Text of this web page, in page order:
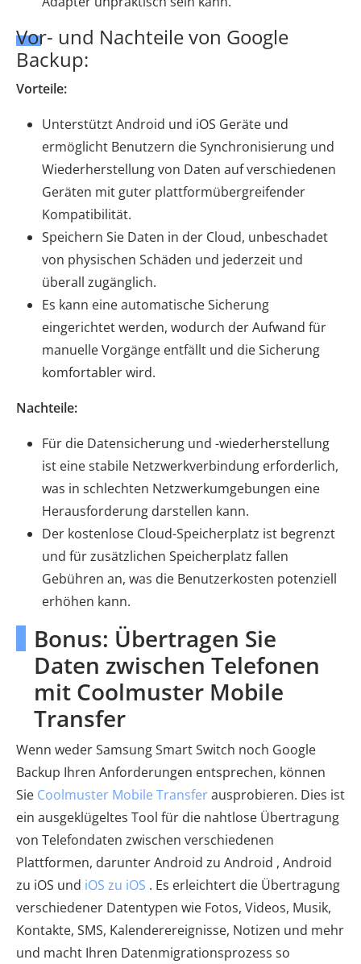
Vor- und Nachteile von Google
Backup:
Vorteile:
Unterstützt Android und iOS Geräte und
ermöglicht Benutzern die Synchronisierung und
Wiederherstellung von Daten auf verschiedenen
Geräten mit guter plattformübergreifender
Kompatibilität.
Speichern Sie Daten in der Cloud, unbeschadet
von physischen Schäden und jederzeit und
überall zugänglich.
Es kann eine automatische Sicherung
eingerichtet werden, wodurch der Aufwand für
manuelle Vorgänge entfällt und die Sicherung
komfortabler wird.
Nachteile:
Für die Datensicherung und -wiederherstellung
ist eine stabile Netzwerkverbindung erforderlich,
was in schlechten Netzwerkumgebungen eine
Herausforderung darstellen kann.
Der kostenlose Cloud-Speicherplatz ist begrenzt
und für zusätzlichen Speicherplatz fallen
Gebühren an, was die Benutzerkosten potenziell
erhöhen kann.
Bonus: Übertragen Sie
Daten zwischen Telefonen
mit Coolmuster Mobile
Transfer
Wenn weder Samsung Smart Switch noch Google
Backup Ihren Anforderungen entsprechen, können
Sie Coolmuster Mobile Transferausprobieren. Dies ist
ein ausgeklügeltes Tool für die nahtlose Übertragung
von Telefondaten zwischen verschiedenen
Plattformen, darunter Android zu Android , Android
zu iOS und iOS zu iOS . Es erleichtert die Übertragung
verschiedener Datentypen wie Fotos, Videos, Musik,
Kontakte, SMS, Kalenderereignisse, Notizen und mehr
und macht Ihren Datenmigrationsprozess so